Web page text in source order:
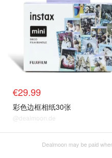
€29.99
彩色边框相纸30张
@dealmoon.de
Dealmoon may be paid